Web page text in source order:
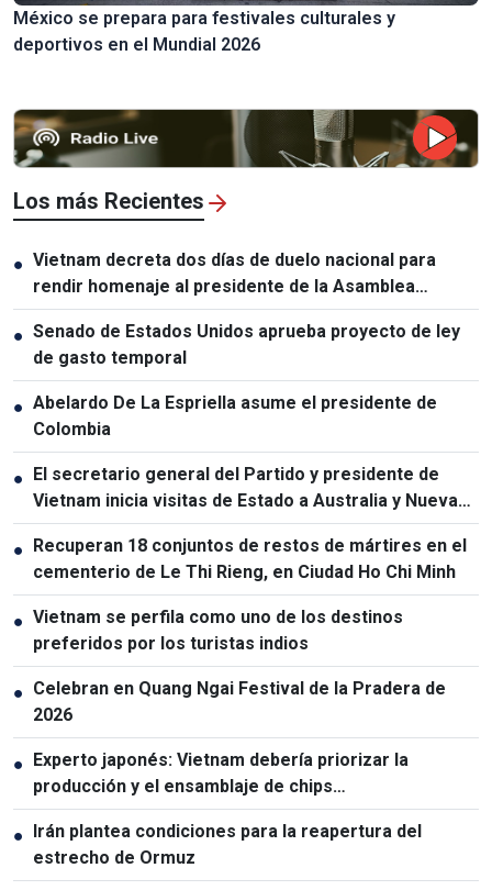
México se prepara para festivales culturales y
deportivos en el Mundial 2026
Los más Recientes
● Vietnam decreta dos días de duelo nacional para
rendir homenaje al presidente de la Asamblea
Nacional de Laos
● Senado de Estados Unidos aprueba proyecto de ley
de gasto temporal
● Abelardo De La Espriella asume el presidente de
Colombia
● El secretario general del Partido y presidente de
Vietnam inicia visitas de Estado a Australia y Nueva
Zelanda
● Recuperan 18 conjuntos de restos de mártires en el
cementerio de Le Thi Rieng, en Ciudad Ho Chi Minh
● Vietnam se perfila como uno de los destinos
preferidos por los turistas indios
● Celebran en Quang Ngai Festival de la Pradera de
2026
● Experto japonés: Vietnam debería priorizar la
producción y el ensamblaje de chips
semiconductores
● Irán plantea condiciones para la reapertura del
estrecho de Ormuz